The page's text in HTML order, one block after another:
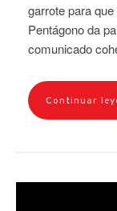
garrote para
Pentágono da
comunicado
Continuar